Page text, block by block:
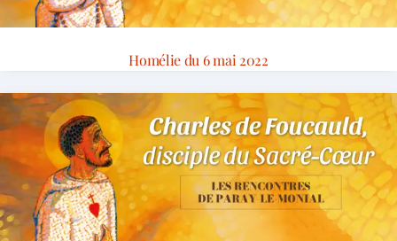
Homélie du 6 mai 2022